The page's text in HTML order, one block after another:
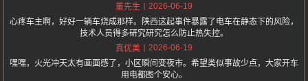
董先生
2026-06-19
心疼车主啊，好好一辆车烧成那样。陕西这起事件暴露了电车在静态下的风险，
技术人员得多研究研究怎么防止热失控。
真优美
2026-06-19
嘿嘿，火光冲天太有画面感了，小区瞬间变夜市。希望类似事故少点，大家开车
用电都图个安心。